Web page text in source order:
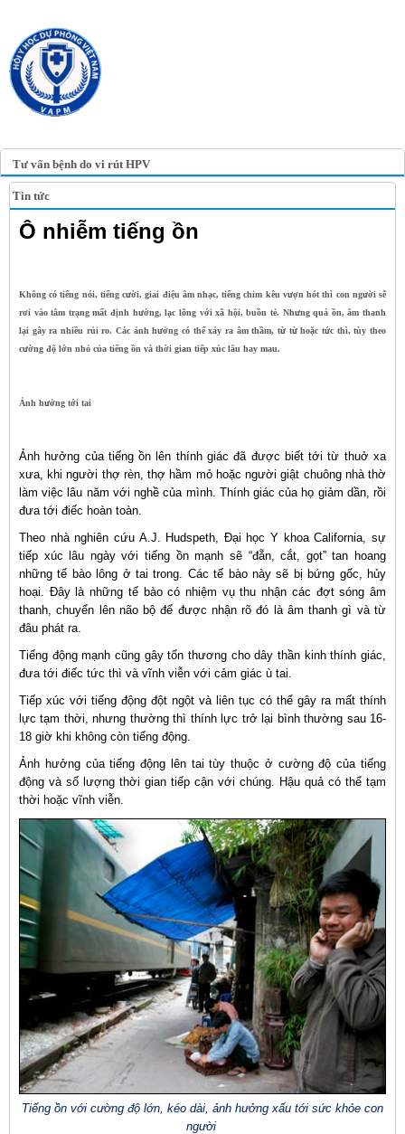
Tư vấn bệnh do vi rút HPV
Tin tức
Ô nhiễm tiếng ồn
Không có tiếng nói, tiếng cười, giai điệu âm nhạc, tiếng chim kêu vượn hót thì con người sẽ
rơi vào tâm trạng mất định hướng, lạc lõng với xã hội, buồn tẻ. Nhưng quá ồn, âm thanh
lại gây ra nhiều rủi ro. Các ảnh hưởng có thể xảy ra âm thầm, từ từ hoặc tức thì, tùy theo
cường độ lớn nhỏ của tiếng ồn và thời gian tiếp xúc lâu hay mau.
Ảnh hưởng tới tai
Ảnh hưởng của tiếng ồn lên thính giác đã được biết tới từ thuở xa
xưa, khi người thợ rèn, thợ hầm mỏ hoặc người giật chuông nhà thờ
làm việc lâu năm với nghề của mình. Thính giác của họ giảm dần, rồi
đưa tới điếc hoàn toàn.
Theo nhà nghiên cứu A.J. Hudspeth, Đại học Y khoa California, sự
tiếp xúc lâu ngày với tiếng ồn mạnh sẽ “đẵn, cắt, gọt” tan hoang
những tế bào lông ở tai trong. Các tế bào này sẽ bị bứng gốc, hủy
hoại. Đây là những tế bào có nhiệm vụ thu nhận các đợt sóng âm
thanh, chuyển lên não bộ để được nhận rõ đó là âm thanh gì và từ
đâu phát ra.
Tiếng động mạnh cũng gây tổn thương cho dây thần kinh thính giác,
đưa tới điếc tức thì và vĩnh viễn với cảm giác ù tai.
Tiếp xúc với tiếng động đột ngột và liên tục có thể gây ra mất thính
lực tạm thời, nhưng thường thì thính lực trở lại bình thường sau 16-
18 giờ khi không còn tiếng động.
Ảnh hưởng của tiếng động lên tai tùy thuộc ở cường độ của tiếng
động và số lượng thời gian tiếp cận với chúng. Hậu quả có thể tạm
thời hoặc vĩnh viễn.
Tiếng ồn với cường độ lớn, kéo dài, ảnh hưởng xấu tới sức khỏe con
người